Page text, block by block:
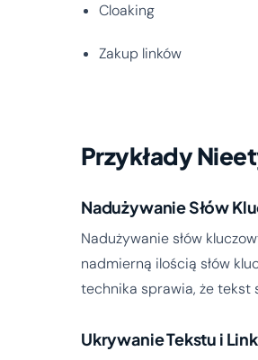
Cloaking
Zakup linków
Przykłady
Nadużywanie Słów
Nadużywanie słów
nadmierną ilością słów
technika sprawia, że tekst
Ukrywanie Tekstu i